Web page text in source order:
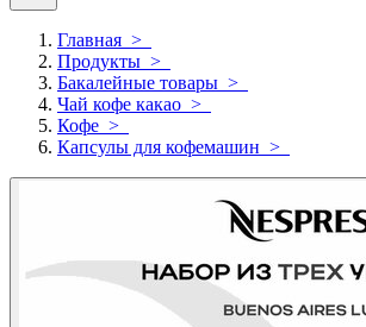
Главная >
Продукты >
Бакалейные товары >
Чай кофе какао >
Кофе >
Капсулы для кофемашин >